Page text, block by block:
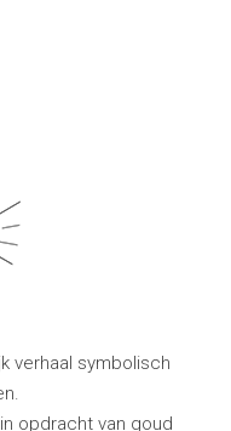
verhaal symbolisch
opdracht van goud